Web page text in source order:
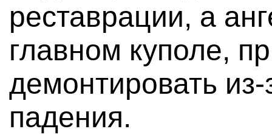
реставрации, а
главном куполе,
демонтировать из-
падения.